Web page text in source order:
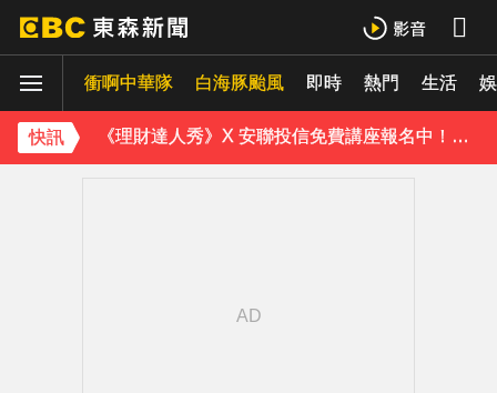
衝啊中華隊 白海豚颱風 即時 熱門 生活
快訊
下載東森App，隨時掌握天下大小事！
《理財達人秀》X 安聯投信免費講座報名中！搶先卡位 2027